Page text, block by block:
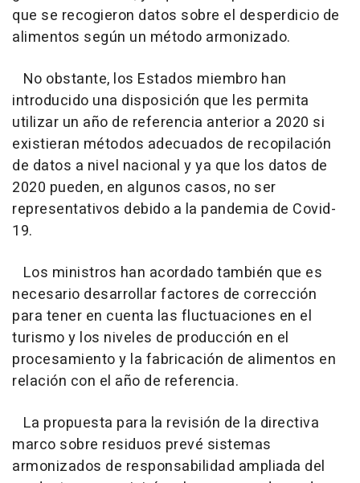
que se recogieron datos sobre el desperdicio de
alimentos según un método armonizado.
No obstante, los Estados miembro han
introducido una disposición que les permita
utilizar un año de referencia anterior a 2020 si
existieran métodos adecuados de recopilación
de datos a nivel nacional y ya que los datos de
2020 pueden, en algunos casos, no ser
representativos debido a la pandemia de Covid-
19.
Los ministros han acordado también que es
necesario desarrollar factores de corrección
para tener en cuenta las fluctuaciones en el
turismo y los niveles de producción en el
procesamiento y la fabricación de alimentos en
relación con el año de referencia.
La propuesta para la revisión de la directiva
marco sobre residuos prevé sistemas
armonizados de responsabilidad ampliada del